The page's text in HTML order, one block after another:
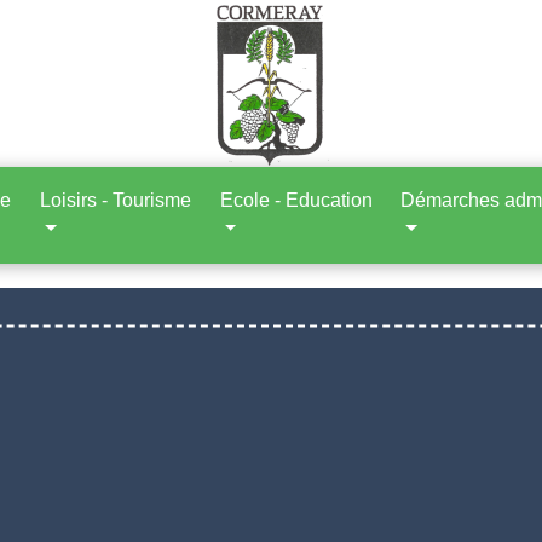
Loisirs - Tourisme Ecole - Education Démarches